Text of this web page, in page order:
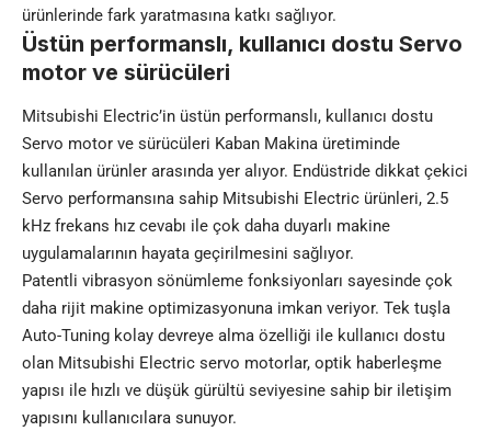
ürünlerinde fark yaratmasına katkı sağlıyor.
Üstün performanslı, kullanıcı dostu Servo
motor ve sürücüleri
Mitsubishi Electric’in üstün performanslı, kullanıcı dostu
Servo motor ve sürücüleri Kaban Makina üretiminde
kullanılan ürünler arasında yer alıyor. Endüstride dikkat çekici
Servo performansına sahip Mitsubishi Electric ürünleri, 2.5
kHz frekans hız cevabı ile çok daha duyarlı makine
uygulamalarının hayata geçirilmesini sağlıyor.
Patentli vibrasyon sönümleme fonksiyonları sayesinde çok
daha rijit makine optimizasyonuna imkan veriyor. Tek tuşla
Auto-Tuning kolay devreye alma özelliği ile kullanıcı dostu
olan Mitsubishi Electric servo motorlar, optik haberleşme
yapısı ile hızlı ve düşük gürültü seviyesine sahip bir iletişim
yapısını kullanıcılara sunuyor.